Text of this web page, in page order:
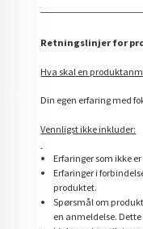
Retningslinjer for
Hva skal en
Din egen erfaring med
Vennligst ikke inkluder:
Erfaringer som ikke
Erfaringer i
produktet.
Spørsmål om
en anmeldelse.